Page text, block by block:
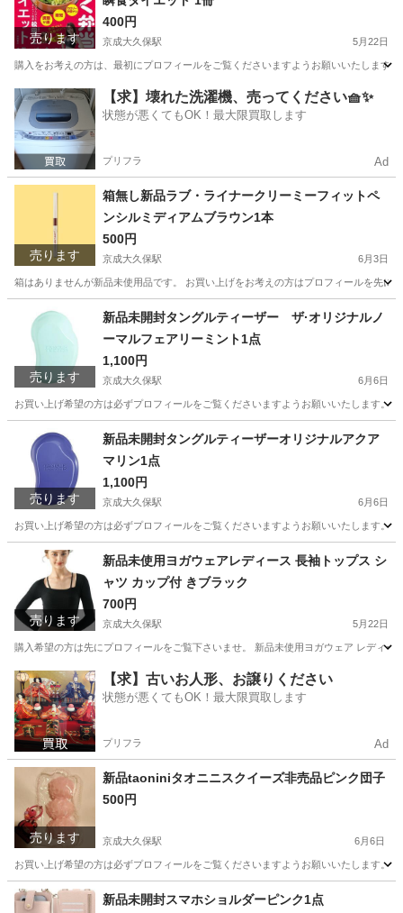
売ります
400円
京成大久保駅 5月22日
購入をお考えの方は、最初にプロフィールをご覧くださいますようお願いいたしま
千葉 習志野市 京成大久保駅 本/CD/DVD ステップ
【求】壊れた洗濯機、売ってください🧺✨
状態が悪くてもOK！最大限買取します
プリフラ Ad
売ります
箱無し新品ラブ・ライナークリーミーフィットペ
ンシルミディアムブラウン1本
500円
京成大久保駅 6月3日
箱はありませんが新品未使用品です。 お買い上げをお考えの方はプロフィールを先
京成大久保駅 メイクアップ 新品
売ります
新品未開封タングルティーザー ザ·オリジナルノ
ーマルフェアリーミント1点
1,100円
京成大久保駅 6月6日
お買い上げ希望の方は必ずプロフィールをご覧くださいますようお願いいたします
京成大久保駅 コスメ/ヘルスケア
タングルティーザー
売ります
新品未開封タングルティーザーオリジナルアクア
マリン1点
1,100円
京成大久保駅 6月6日
お買い上げ希望の方は必ずプロフィールをご覧くださいますようお願いいたします
習志野市 京成大久保駅 コスメ/ヘルスケア ミント
売ります
新品未使用ヨガウェアレディース 長袖トップス シ
ャツ カップ付 きブラック
700円
京成大久保駅 5月22日
購入希望の方は先にプロフィールをご覧下さいませ。 新品未使用ヨガウェア レディ
千葉 習志野市 京成大久保駅 服/ファッション 新品
【求】古いお人形、お譲りください
状態が悪くてもOK！最大限買取します
プリフラ Ad
売ります
新品taoniniタオニニスクイーズ非売品ピンク団子
500円
京成大久保駅 6月6日
お買い上げ希望の方は必ずプロフィールをご覧くださいますようお願いいたします。
千葉 習志野市 京成大久保駅 団子
新品未開封スマホショルダーピンク1点